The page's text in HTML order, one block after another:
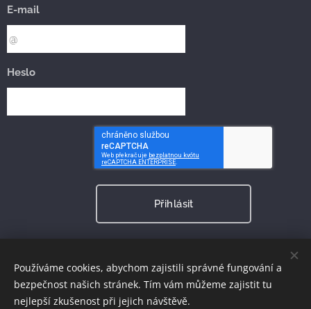
E-mail
Heslo
Přihlásit
Používáme cookies, abychom zajistili správné fungování a
bezpečnost našich stránek. Tím vám můžeme zajistit tu
nejlepší zkušenost při jejich návštěvě.